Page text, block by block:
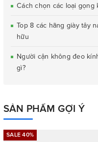
Cách chọn các loại
Top 8 các hãng giày tây
hữu
Người cận không đeo
gì?
SẢN PHẨM GỢI Ý
SALE 40%